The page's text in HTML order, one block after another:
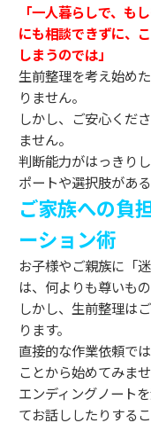
「一人暮らしで、も
にも相談できずに、
しまうのでは」
生前整理を考え始め
りません。
しかし、ご安心くだ
ません。
判断能力がはっきり
ポートや選択肢がある
ご家族への負
ーション術
お子様やご親族に「
は、何よりも尊いもの
しかし、生前整理は
ります。
直接的な作業依頼で
ことから始めてみませ
エンディングノート
てお話ししたりするこ